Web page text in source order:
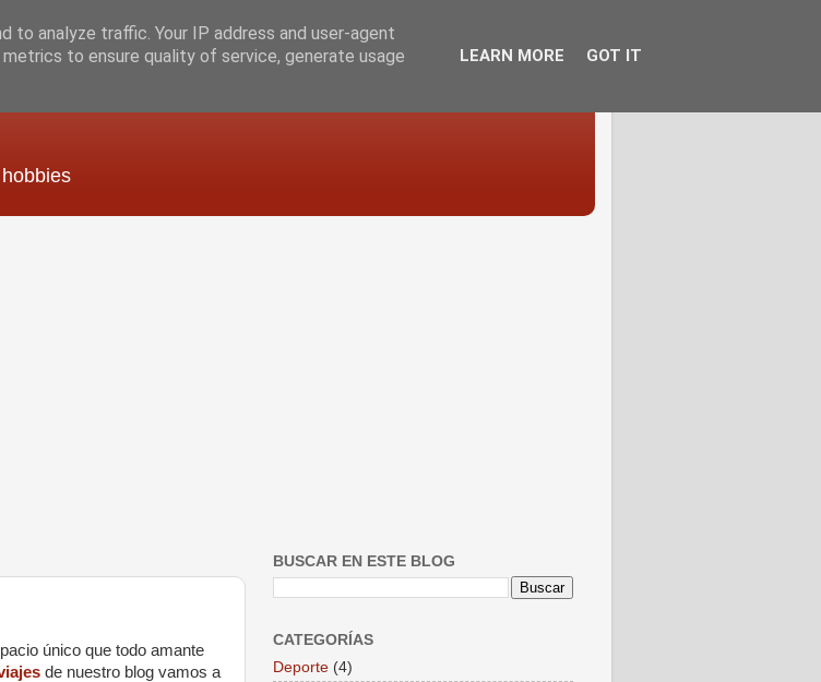
único que todo amante
de nuestro blog vamos a
BUSCAR EN ESTE BLOG
CATEGORÍAS
Deporte (4)
to analyze traffic. Your IP address and user-agent
to ensure quality of service, generate usage
LEARN MORE GOT IT